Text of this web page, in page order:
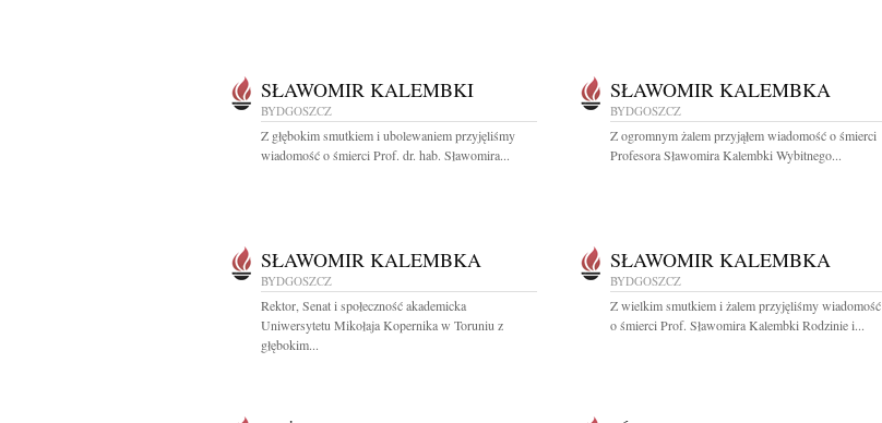
SŁAWOMIR KALEMBKI
BYDGOSZCZ
Z głębokim smutkiem i ubolewaniem przyjęliśmy
wiadomość o śmierci Prof. dr. hab. Sławomira...
SŁAWOMIR KALEMBKA
BYDGOSZCZ
Z ogromnym żalem przyjąłem wiadomość o śmierci
Profesora Sławomira Kalembki Wybitnego...
SŁAWOMIR KALEMBKA
BYDGOSZCZ
Rektor, Senat i społeczność akademicka
Uniwersytetu Mikołaja Kopernika w Toruniu z
głębokim...
SŁAWOMIR KALEMBKA
BYDGOSZCZ
Z wielkim smutkiem i żalem przyjęliśmy wiadomość
o śmierci Prof. Sławomira Kalembki Rodzinie i...